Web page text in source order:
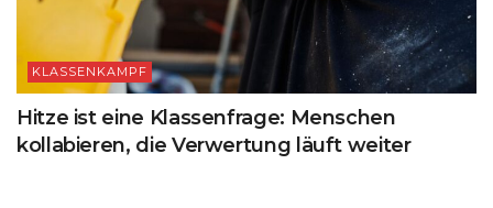
KLASSENKAMPF
Hitze ist eine Klassenfrage: Menschen
kollabieren, die Verwertung läuft weiter